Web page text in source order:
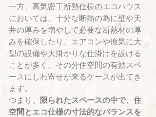
一方、高気密工断熱仕様のエコハウス
においては、十分な断熱の為に壁や天
井の厚みを増やして必要な断熱材の厚
みを確保したり、エアコンや換気に大
型の設備や大掛かりな仕掛けを設ける
ことが多く、その分住空間の有効スペ
ースにしわ寄せが来るケースが出てき
ます。
つまり、
限られたスペースの中で、住
空間とエコ仕様の寸法的なバランスを